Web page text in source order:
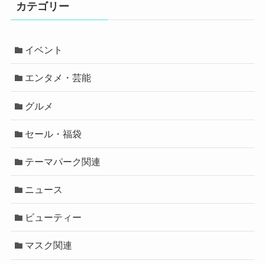
カテゴリー
イベント
エンタメ・芸能
グルメ
セール・福袋
テーマパーク関連
ニュース
ビューティー
マスク関連